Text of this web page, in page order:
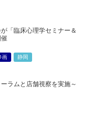
「臨床心理学セミナー＆
画 静岡
ラムと店舗視察を実施～